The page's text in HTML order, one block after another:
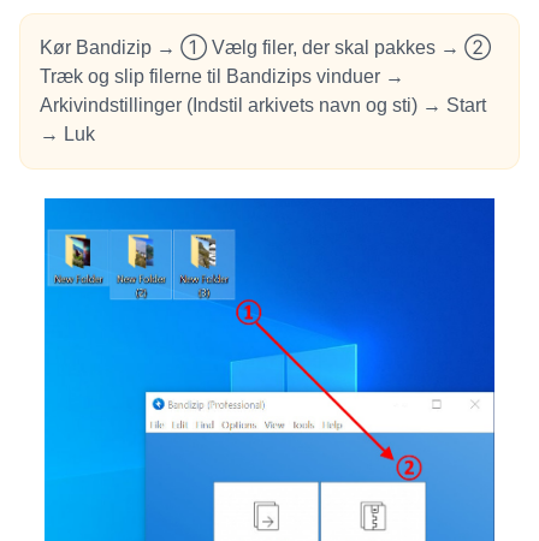
Kør Bandizip → ① Vælg filer, der skal pakkes → ②
Træk og slip filerne til Bandizips vinduer →
Arkivindstillinger (Indstil arkivets navn og sti) → Start
→ Luk